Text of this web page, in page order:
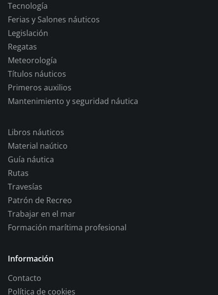
Tecnología
Ferias y Salones náuticos
Legislación
Regatas
Meteorología
Títulos náuticos
Primeros auxilios
Mantenimiento y seguridad náutica
Libros náuticos
Material naútico
Guía náutica
Rutas
Travesías
Patrón de Recreo
Trabajar en el mar
Formación marítima profesional
Información
Contacto
Política de cookies